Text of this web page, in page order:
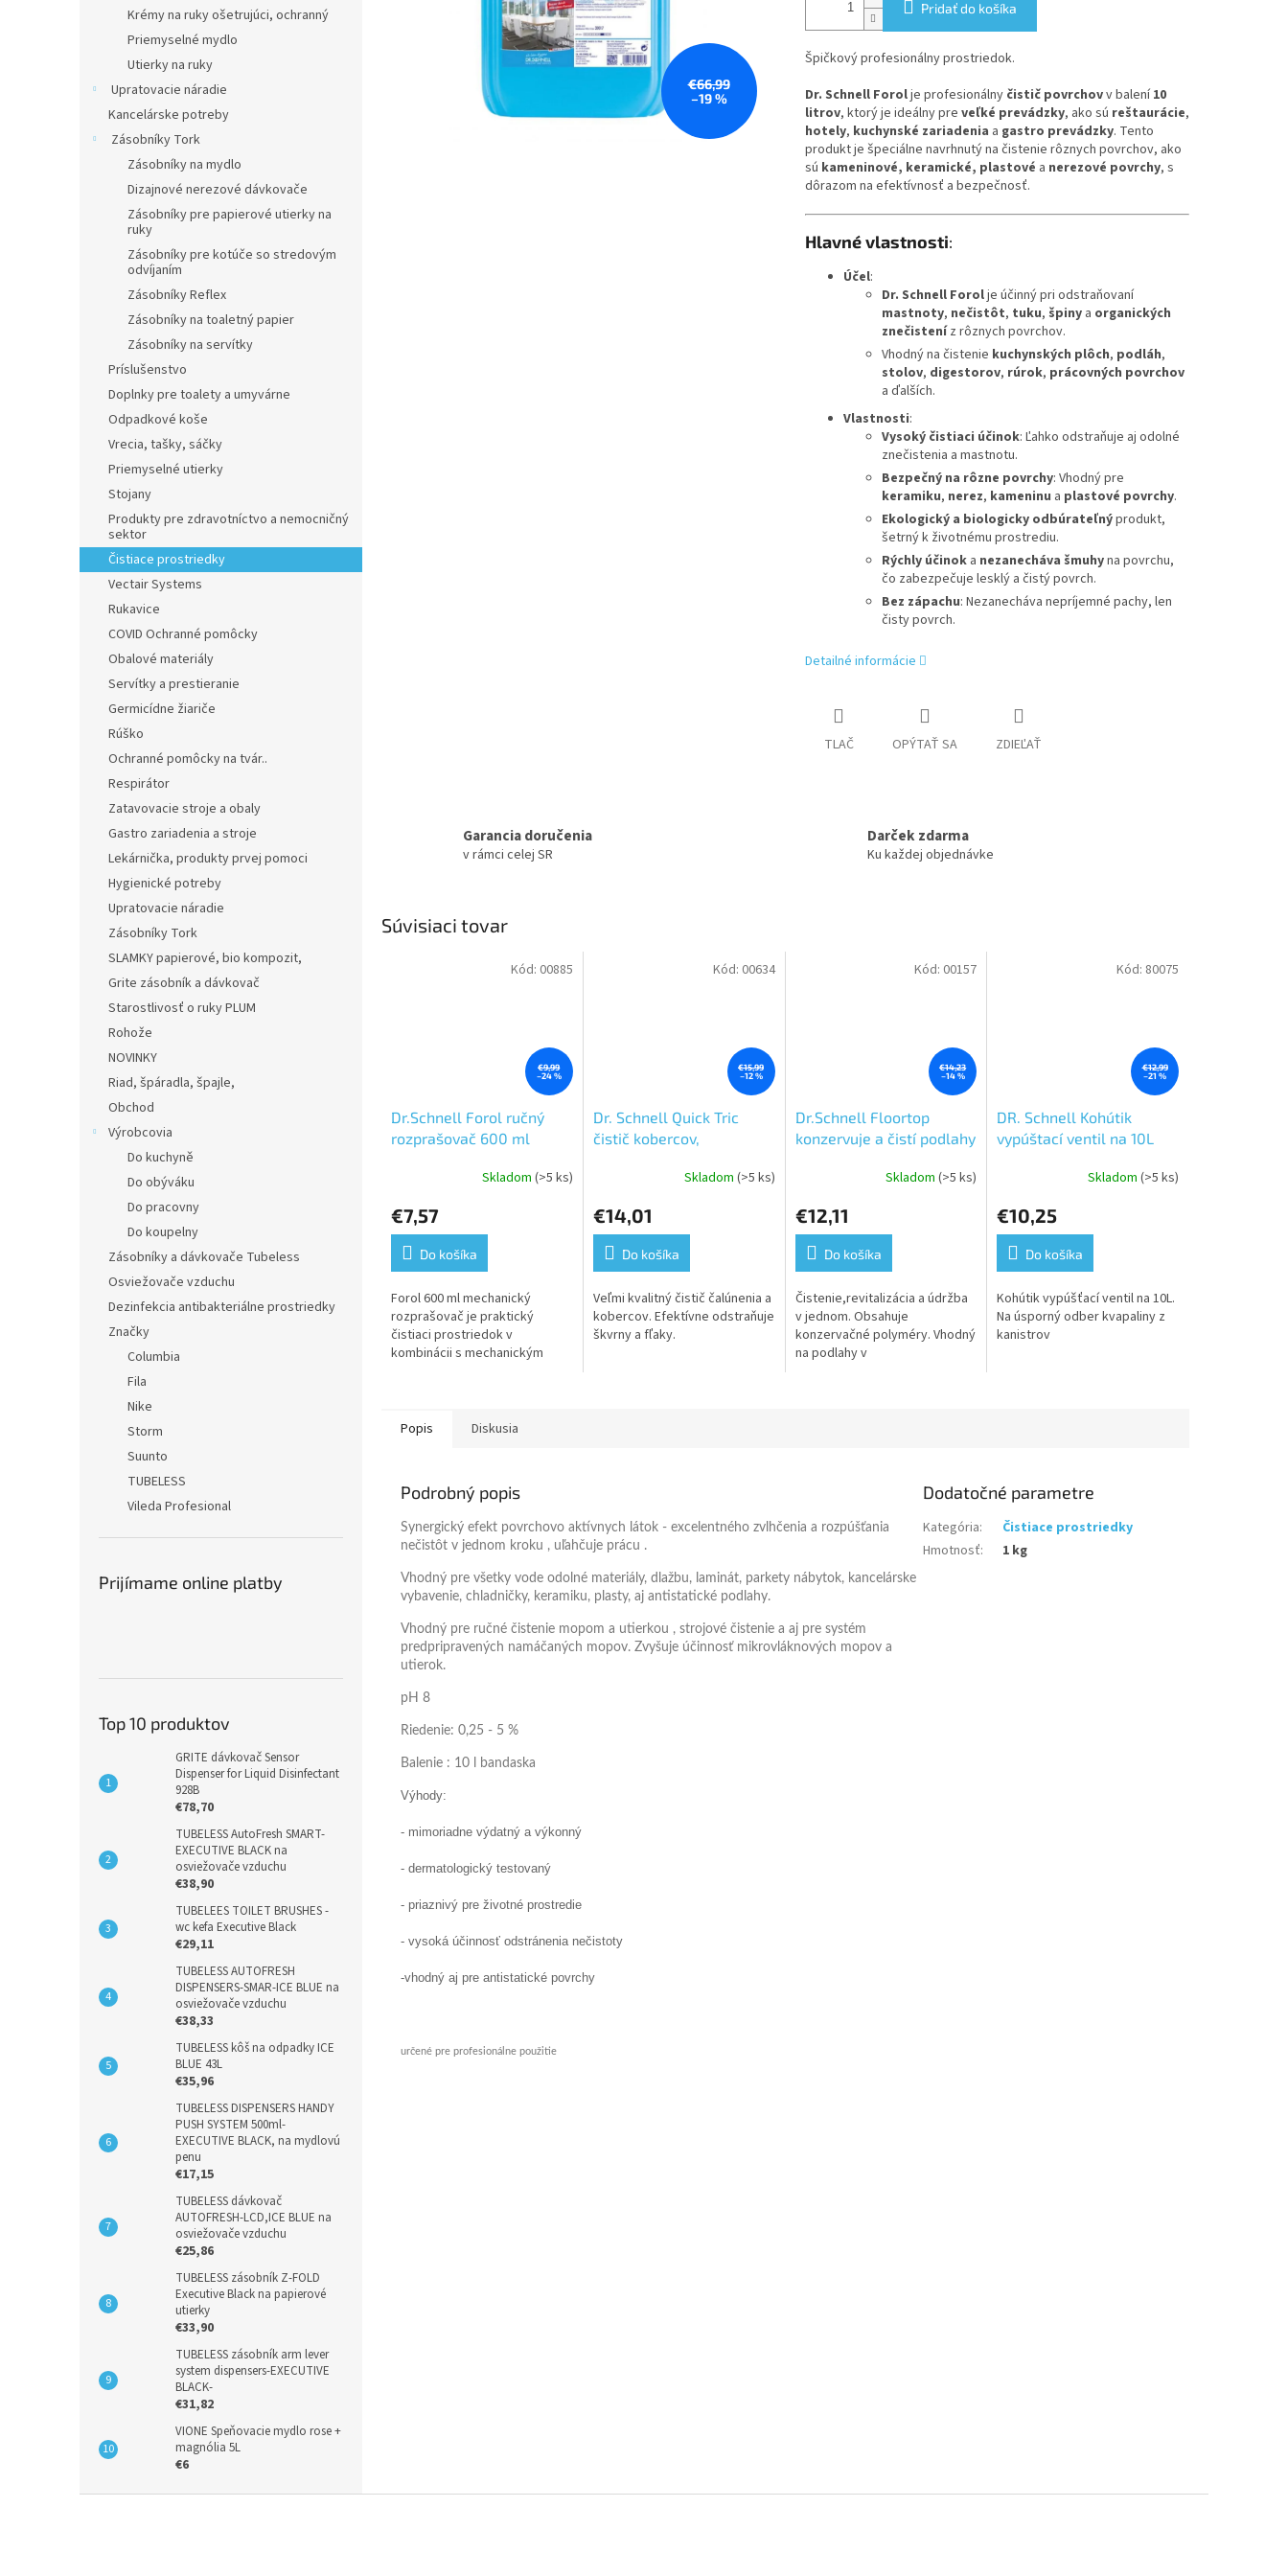
Krémy na ruky ošetrujúci, ochranný
Priemyselné mydlo
Utierky na ruky
Upratovacie náradie
Kancelárske potreby
Zásobníky Tork
Zásobníky na mydlo
Dizajnové nerezové dávkovače
Zásobníky pre papierové utierky na
ruky
Zásobníky pre kotúče so stredovým
odvíjaním
Zásobníky Reflex
Zásobníky na toaletný papier
Zásobníky na servítky
Príslušenstvo
Doplnky pre toalety a umyvárne
Odpadkové koše
Vrecia, tašky, sáčky
Priemyselné utierky
Stojany
Produkty pre zdravotníctvo a nemocničný
sektor
Čistiace prostriedky
Vectair Systems
Rukavice
COVID Ochranné pomôcky
Obalové materiály
Servítky a prestieranie
Germicídne žiariče
Rúško
Ochranné pomôcky na tvár..
Respirátor
Zatavovacie stroje a obaly
Gastro zariadenia a stroje
Lekárnička, produkty prvej pomoci
Hygienické potreby
Upratovacie náradie
Zásobníky Tork
SLAMKY papierové, bio kompozit,
Grite zásobník a dávkovač
Starostlivosť o ruky PLUM
Rohože
NOVINKY
Riad, špáradla, špajle,
Obchod
Výrobcovia
Do kuchyně
Do obýváku
Do pracovny
Do koupelny
Zásobníky a dávkovače Tubeless
Osviežovače vzduchu
Dezinfekcia antibakteriálne prostriedky
Značky
Columbia
Fila
Nike
Storm
Suunto
TUBELESS
Vileda Profesional
Prijímame online platby
Top 10 produktov
GRITE dávkovač Sensor
Dispenser for Liquid Disinfectant
928B
€78,70
TUBELESS AutoFresh SMART-
EXECUTIVE BLACK na
osviežovače vzduchu
€38,90
TUBELEES TOILET BRUSHES -
wc kefa Executive Black
€29,11
TUBELESS AUTOFRESH
DISPENSERS-SMAR-ICE BLUE na
osviežovače vzduchu
€38,33
TUBELESS kôš na odpadky ICE
BLUE 43L
€35,96
TUBELESS DISPENSERS HANDY
PUSH SYSTEM 500ml-
EXECUTIVE BLACK, na mydlovú
penu
€17,15
TUBELESS dávkovač
AUTOFRESH-LCD,ICE BLUE na
osviežovače vzduchu
€25,86
TUBELESS zásobník Z-FOLD
Executive Black na papierové
utierky
€33,90
TUBELESS zásobník arm lever
system dispensers-EXECUTIVE
BLACK-
€31,82
VIONE Speňovacie mydlo rose +
magnólia 5L
€6
€66,99
–19 %
Pridať do košíka
Špičkový profesionálny prostriedok.
Dr. Schnell Forolje profesionálny čistič povrchovv balení10
litrov, ktorý je ideálny pre veľké prevádzky, ako sú reštaurácie,
hotely, kuchynské zariadenia a gastro prevádzky. Tento
produkt je špeciálne navrhnutý na čistenie rôznych povrchov, ako
sú kameninové, keramické, plastové a nerezové povrchy, s
dôrazom na efektívnosť a bezpečnosť.
Hlavné vlastnosti:
Účel:
Dr. Schnell Forolje účinný pri odstraňovaní
mastnoty, nečistôt, tuku, špinya organických
znečisteníz rôznych povrchov.
Vhodný na čistenie kuchynských plôch, podláh,
stolov, digestorov, rúrok, prácovných povrchov
a ďalších.
Vlastnosti:
Vysoký čistiaci účinok: Ľahko odstraňuje aj odolné
znečistenia a mastnotu.
Bezpečný na rôzne povrchy: Vhodný pre
keramiku, nerez, kameninu a plastové povrchy.
Ekologický a biologicky odbúrateľnýprodukt,
šetrný k životnému prostrediu.
Rýchly účinoka nezanecháva šmuhyna povrchu,
čo zabezpečuje lesklý a čistý povrch.
Bez zápachu: Nezanecháva nepríjemné pachy, len
čisty povrch.
Detailné informácie
TLAČ OPÝTAŤ SA ZDIEĽAŤ
Garancia doručenia
v rámci celej SR
Darček zdarma
Ku každej objednávke
Súvisiaci tovar
€9,99
–24 %
Dr.Schnell Forol ručný
rozprašovač 600 ml
produktu
je
5,0
z
5
hviezdičiek.
Skladom (>5 ks)
€7,57
Do košíka
Forol 600 ml mechanický
rozprašovač je praktický
čistiaci prostriedok v
kombinácii s mechanickým
Kód: 00885
€15,99
–12 %
Dr. Schnell Quick Tric
čistič kobercov,
produktu
je
5,0
z
5
hviezdičiek.
Skladom (>5 ks)
€14,01
Do košíka
Veľmi kvalitný čistič čalúnenia a
kobercov. Efektívne odstraňuje
škvrny a fľaky.
Kód: 00634
€14,23
–14 %
Dr.Schnell Floortop
konzervuje a čistí podlahy
produktu
je
5,0
z
5
hviezdičiek.
Skladom(>5 ks)
€12,11
Do košíka
Čistenie,revitalizácia a údržba
v jednom. Obsahuje
konzervačné polyméry. Vhodný
na podlahy v
Kód: 00157
€12,99
–21 %
DR. Schnell Kohútik
vypúštací ventil na 10L
Skladom (>5 ks)
€10,25
Do košíka
Kohútik vypúšťací ventil na 10L.
Na úsporný odber kvapaliny z
kanistrov
Kód: 80075
Popis Diskusia
Podrobný popis
Synergický efekt povrchovo aktívnych látok - excelentného zvlhčenia a rozpúšťania
nečistôt v jednom kroku , uľahčuje prácu .
Vhodný pre všetky vode odolné materiály, dlažbu, laminát, parkety nábytok, kancelárske
vybavenie, chladničky, keramiku, plasty, aj antistatické podlahy.
Vhodný pre ručné čistenie mopom a utierkou , strojové čistenie a aj pre systém
predpripravených namáčaných mopov. Zvyšuje účinnosť mikrovláknových mopov a
utierok.
pH 8
Riedenie: 0,25 - 5 %
Balenie : 10 l bandaska
Výhody:
- mimoriadne výdatný a výkonný
- dermatologický testovaný
- priaznivý pre životné prostredie
- vysoká účinnosť odstránenia nečistoty
-vhodný aj pre antistatické povrchy
určené pre profesionálne použitie
Dodatočné parametre
Kategória:
Čistiace prostriedky
Hmotnosť: 1 kg